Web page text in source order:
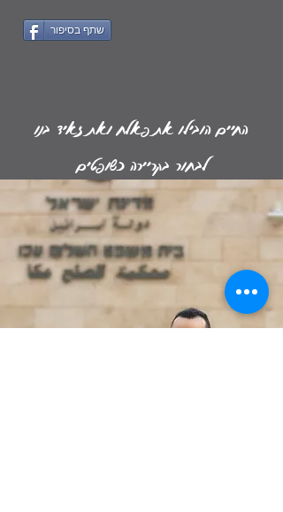
החיים הובילו את פאלח ואת זאיד בנו
לבחור בקריירה כשופטים
פארס וזאיד פאלח
שתף בסיפור